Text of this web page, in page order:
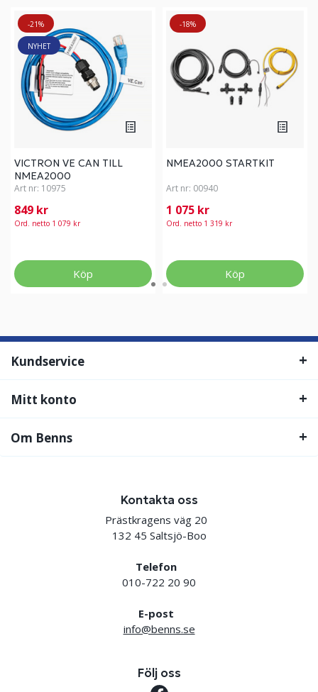
-21%
NYHET
VICTRON VE CAN TILL
NMEA2000
Art nr: 10975
849 kr
Ord. netto 1 079 kr
Köp
-18%
NMEA2000 STARTKIT
Art nr: 00940
1 075 kr
Ord. netto 1 319 kr
Köp
Kundservice
Mitt konto
Om Benns
Kontakta oss
Prästkragens väg 20
132 45 Saltsjö-Boo
Telefon
010-722 20 90
E-post
info@benns.se
Följ oss